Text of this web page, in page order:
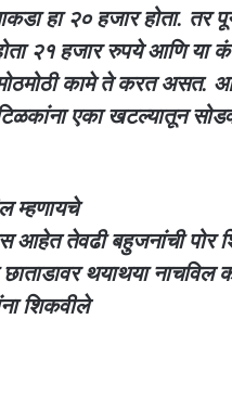
हा २० हजार होता. तर
२१ हजार रुपये आणि या
कामे ते करत असत.
एका खटल्यातून
म्हणायचे
आहेत तेवढी बहुजनांची पोर
थयाथया नाचविल
शिकवीले